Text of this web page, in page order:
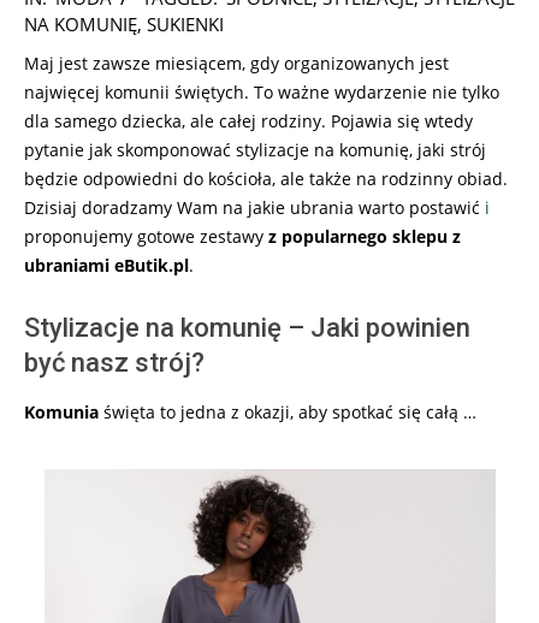
12-
NA KOMUNIĘ, SUKIENKI
Maj jest zawsze miesiącem, gdy organizowanych jest
najwięcej komunii świętych. To ważne wydarzenie nie tylko
dla samego dziecka, ale całej rodziny. Pojawia się wtedy
pytanie jak skomponować stylizacje na komunię, jaki strój
będzie odpowiedni do kościoła, ale także na rodzinny obiad.
Dzisiaj doradzamy Wam na jakie ubrania warto postawić i
proponujemy gotowe zestawy z popularnego sklepu z
ubraniami eButik.pl.
Stylizacje na komunię – Jaki powinien
być nasz strój?
Komunia święta to jedna z okazji, aby spotkać się całą …